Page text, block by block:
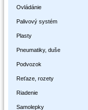
Ovládánie
Palivový systém
Plasty
Pneumatiky, duše
Podvozok
Reťaze, rozety
Riadenie
Samolepky